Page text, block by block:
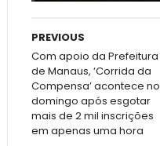
PREVIOUS
Com apoio da Prefeitura
de Manaus, ‘Corrida da
Compensa’ acontece no
domingo após esgotar
mais de 2 mil inscrições
em apenas uma hora